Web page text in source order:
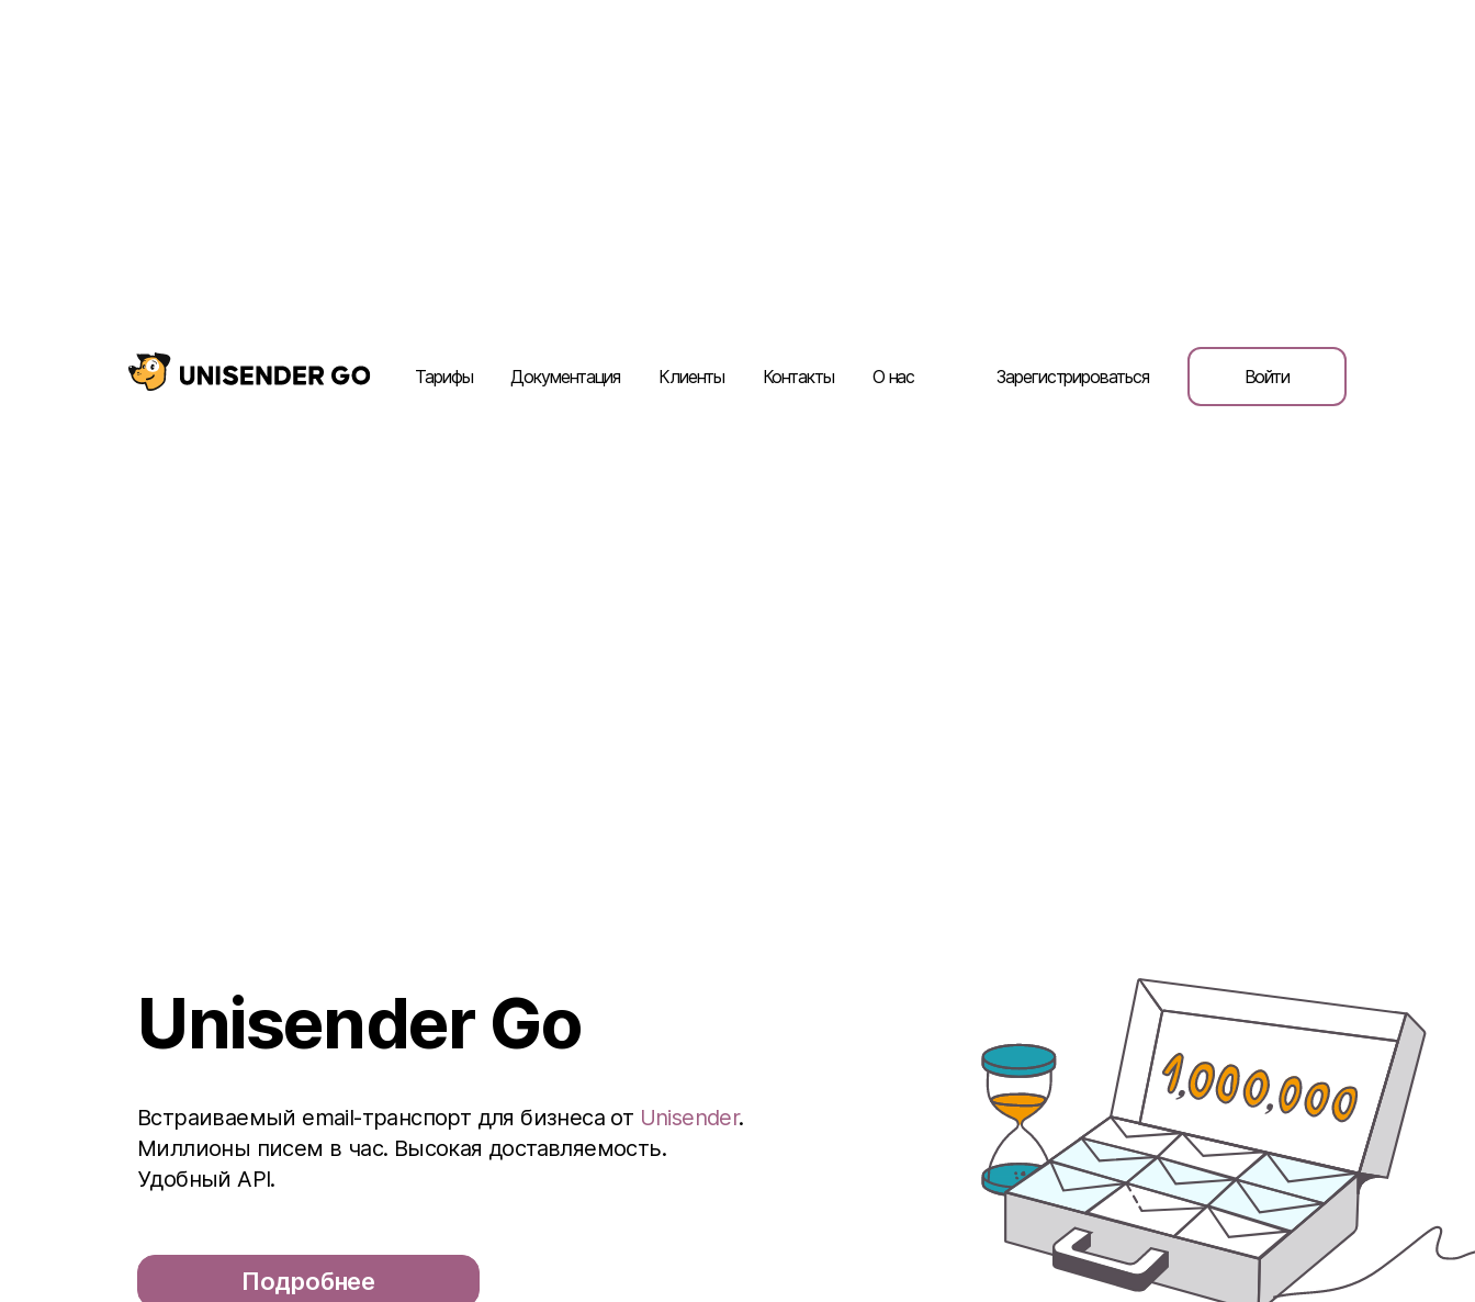
Тарифы Документация Клиенты Контакты О нас Зарегистрироваться Войти
Unisender Go
Встраиваемый email-транспорт для бизнеса от Unisender.
Миллионы писем в час. Высокая доставляемость.
Удобный API.
Подробнее